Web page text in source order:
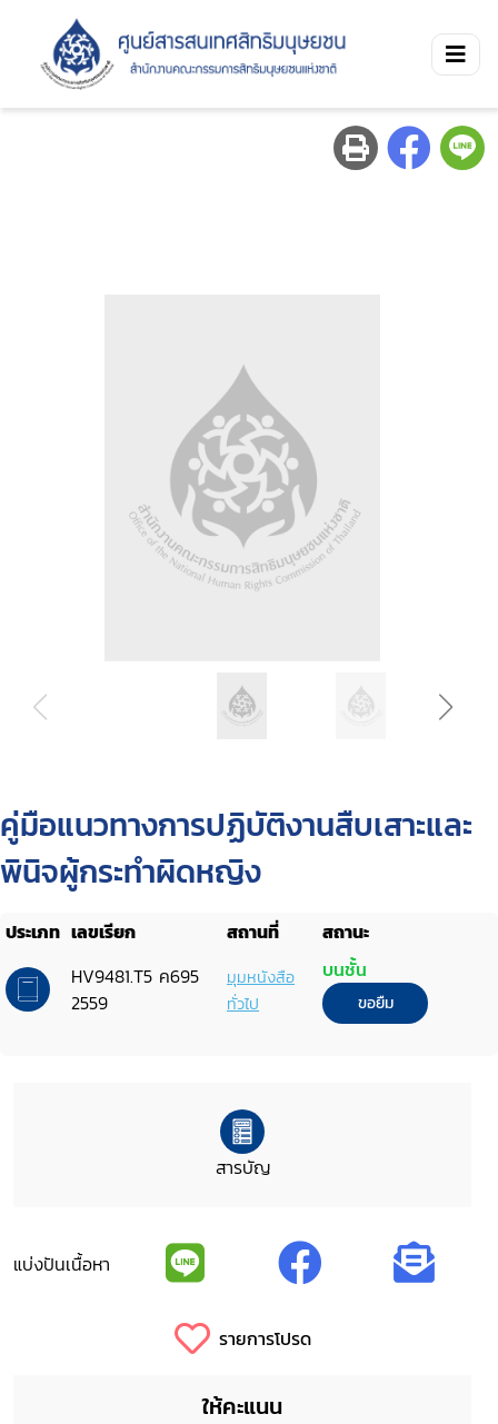
คู่มือแนวทางการปฏิบัติงานสืบเสาะและ
พินิจผู้กระทำผิดหญิง
ประเภท เลขเรียก สถานที่
สถานะ
HV9481.T5 ค695
2559
มุมหนังสือ
ทั่วไป
บนชั้น
ขอยืม
สารบัญ
แบ่งปันเนื้อหา
รายการโปรด
ให้คะแนน